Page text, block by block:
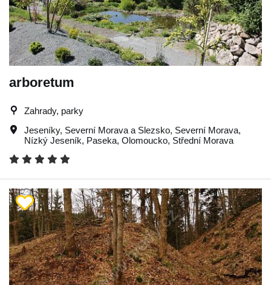
arboretum
Zahrady, parky
Jeseníky, Severní Morava a Slezsko, Severní Morava,
Nízký Jeseník, Paseka, Olomoucko, Střední Morava